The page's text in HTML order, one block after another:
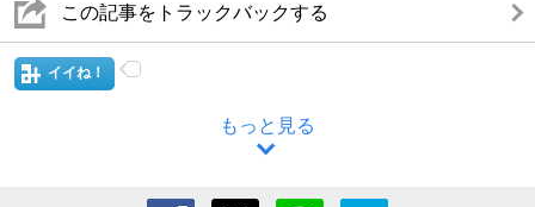
この記事をトラックバックする
イイね！
もっと見る